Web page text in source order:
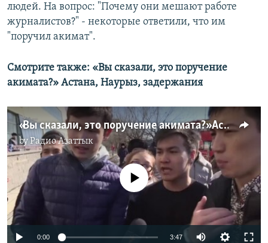
людей. На вопрос: "Почему они мешают работе
журналистов?" - некоторые ответили, что им
"поручил акимат".
Смотрите также: «Вы сказали, это поручение
акимата?» Астана, Наурыз, задержания
«Вы сказали, это поручение акимата?» Астана, Наурыз, задержания
byРадио Азаттык
No media source currently available
0:00 3:47